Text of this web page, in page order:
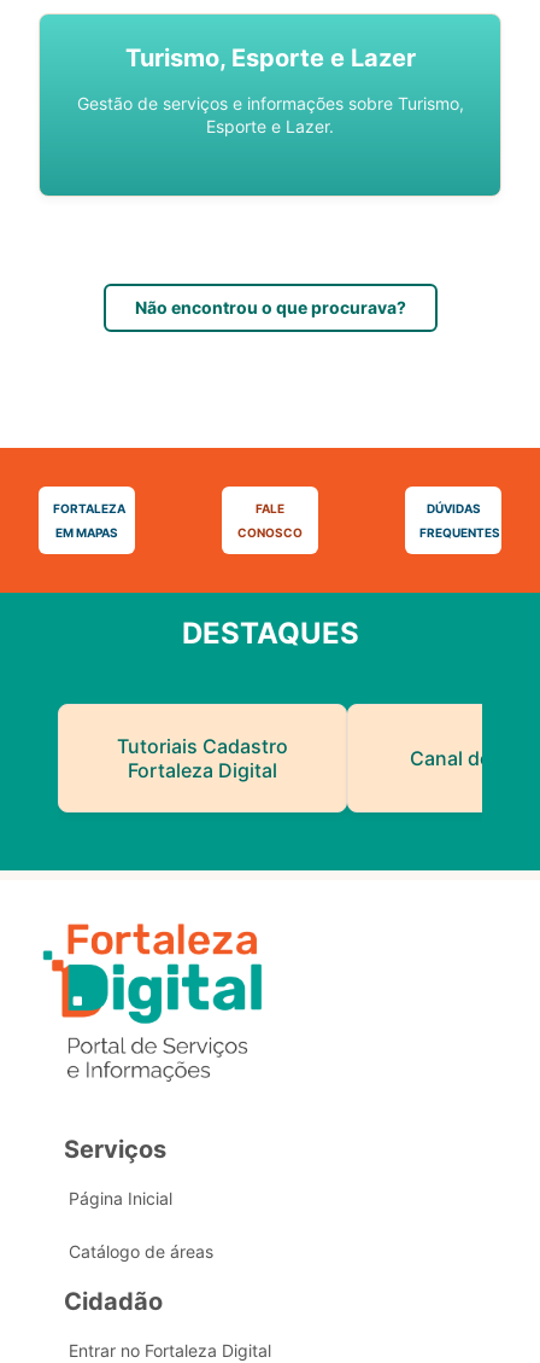
Turismo, Esporte e Lazer
Gestão de serviços e informações sobre Turismo,
Esporte e Lazer.
Não encontrou o que procurava?
FORTALEZA
EM MAPAS
FALE
CONOSCO
DÚVIDAS
FREQUENTES
DESTAQUES
Tutoriais Cadastro
Fortaleza Digital
Canal do
Serviços
Página Inicial
Catálogo de áreas
Cidadão
Entrar no Fortaleza Digital